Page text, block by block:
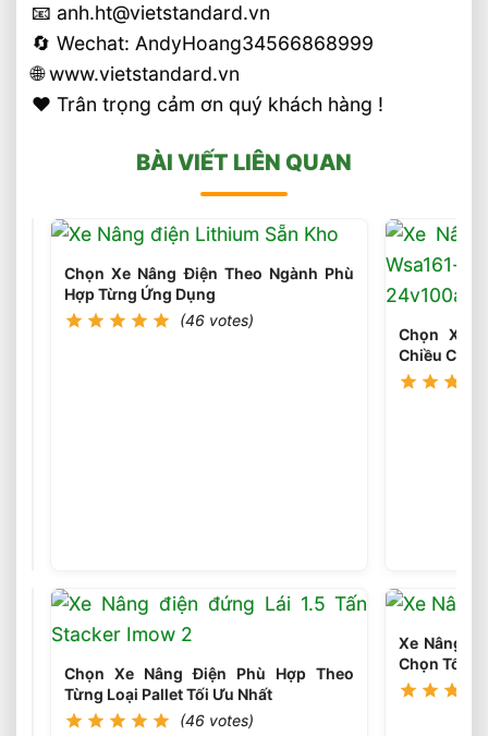
📧 anh.ht@vietstandard.vn
🔄 Wechat: AndyHoang34566868999
🌐 www.vietstandard.vn
❤️ Trân trọng cảm ơn quý khách hàng !
BÀI VIẾT LIÊN QUAN
Điện
Theo
Môi
Làm
Việc
Phù
Chọn Xe Nâng Điện Theo Ngành Phù
Hợp Từng Ứng Dụng
(46 votes)
Chọn Xe Nâng Điện Phù Hợp Theo
Từng Loại Pallet Tối Ưu Nhất
(46 votes)
Chọn Xe
Chiều Cao
Xe Nâng
Chọn Tối